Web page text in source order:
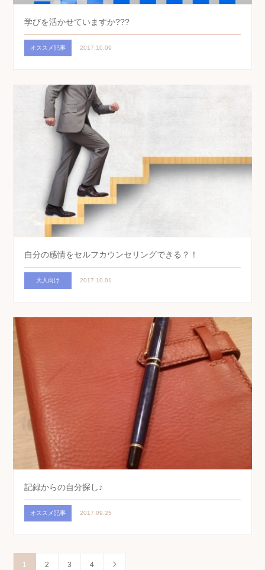
学びを活かせていますか???
オススメ記事 2017.10.09
自分の感情をセルフカウンセリングできる？！
大人向け 2017.10.01
記録からの自分探し♪
オススメ記事 2017.09.25
1 2 3 4